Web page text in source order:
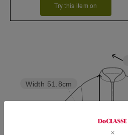
Try this item on
Width 51.8cm